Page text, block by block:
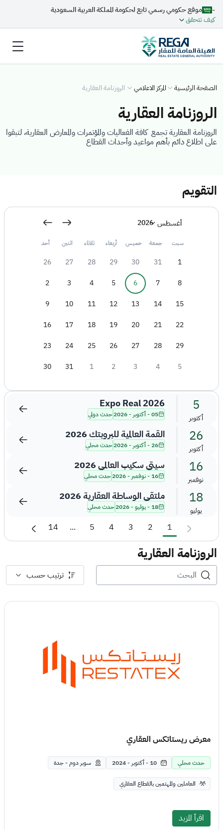
-
موقع حكومي رسمي تابع لحكومة المملكة العربية السعودية
كيف تتحقق
الصفحة الرئيسية المركز الاعلامي الروزنامة العقارية
الروزنامة العقارية
الروزنامة العقارية تجمع كافة الفعاليات والمؤتمرات والمعارض العقارية، لتبقوا
على اطلاع دائم بأهم مواعيد وأحداث القطاع
التقويم
أغسطس 2026
أحد اثنين ثلاثاء أربعاء خميس جمعة سبت
26 27 28 29 30 31
1
2
3 4 5 6 7
8
9
10 11 12 13 14
15
16
17 18 19 20 21
22
23
24 25 26 27 28
29
30
31 1 2 3 4 5
5
أكتوبر
Expo Real 2026
05 - أكتوبر - 2026 حدث دولي
26
أكتوبر
القمة العالمية للبروبتك 2026
26 - أكتوبر - 2026 حدث محلي
16
نوفمبر
سيتي سكيب العالمي 2026
16 - نوفمبر - 2026 حدث محلي
18
يوليو
ملتقى الوساطة العقارية 2026
18 - يوليو - 2026 حدث محلي
1
2
3
4
5
...
14
الروزنامة العقارية
ترتيب حسب
معرض ريستاتكس العقاري
حدث محلي 10 - أكتوبر - 2024 سوبر دوم - جدة
العاملين والمهتمين بالقطاع العقاري
اقرأ المزيد